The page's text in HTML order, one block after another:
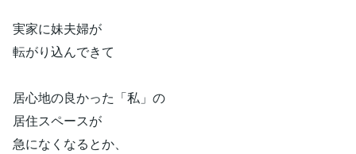
実家に妹夫婦が
転がり込んできて
居心地の良かった「私」の
居住スペースが
急になくなるとか、